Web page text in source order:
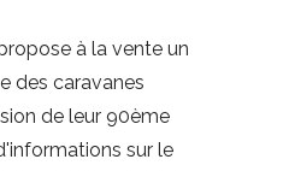
à la vente un
des caravanes
de leur 90ème
sur le